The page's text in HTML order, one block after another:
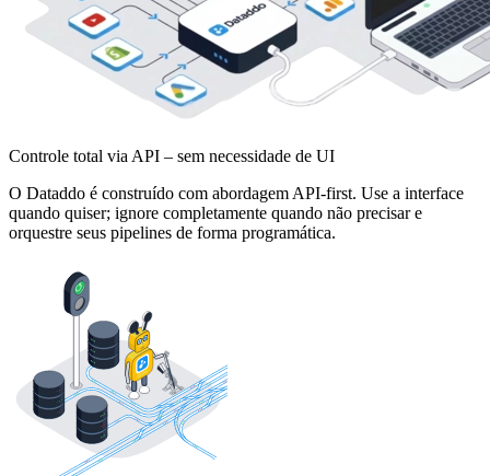
Controle total via API – sem necessidade de UI
O Dataddo é construído com abordagem API-first. Use a interface
quando quiser; ignore completamente quando não precisar e
orquestre seus pipelines de forma programática.